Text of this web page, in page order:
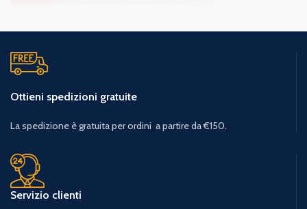
Ottieni spedizioni gratuite
La spedizione è gratuita per ordini a partire da €150.
Servizio clienti